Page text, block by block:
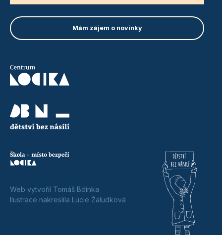
Web vytvořil Tomáš Bdínka
Ilustrace nakreslila Lucie Žaludková